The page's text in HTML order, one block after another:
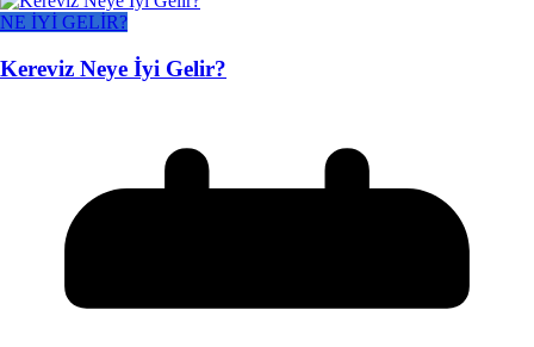
NE İYİ GELİR?
Kereviz Neye İyi Gelir?